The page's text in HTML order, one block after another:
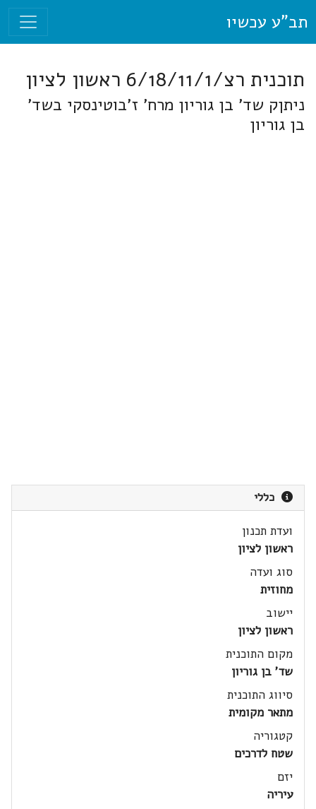
תב"ע עכשיו
תוכנית רצ/6/18/11/1 ראשון לציון
ניתןק שד' בן גוריון מרח' ז'בוטינסקי בשד'
בן גוריון
כללי
ועדת תכנון
ראשון לציון
סוג ועדה
מחוזית
יישוב
ראשון לציון
מקום התוכנית
שד' בן גוריון
סיווג התוכנית
מתאר מקומית
קטגוריה
שטח לדרכים
יזם
עיריה